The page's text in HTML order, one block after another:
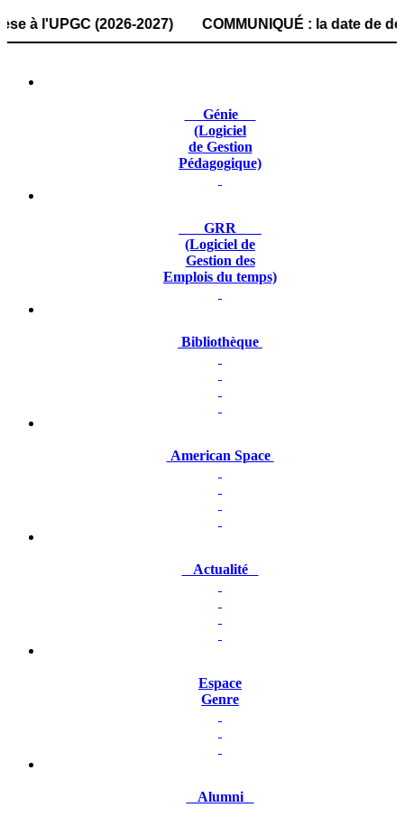
(2026-2027) COMMUNIQUÉ : la date de
Génie
(Logiciel
de Gestion
Pédagogique)
GRR
(Logiciel de
Gestion des
Emplois du temps)
Bibliothèque
American Space
Actualité
Espace
Genre
Alumni